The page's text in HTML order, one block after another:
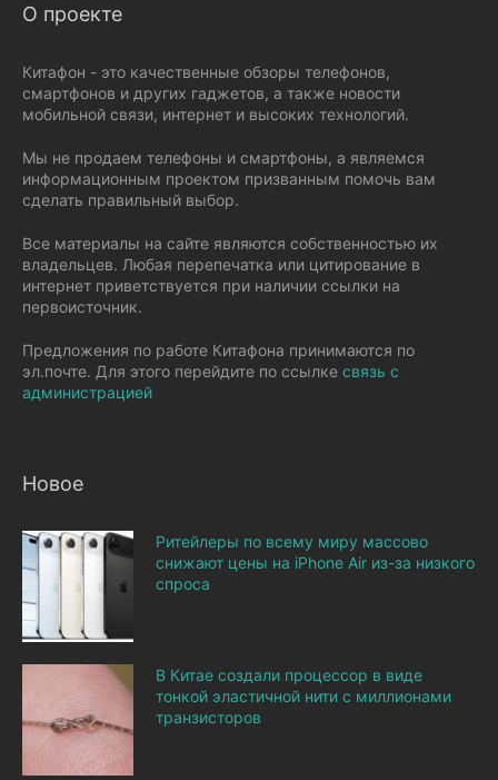
О проекте
Китафон - это качественные обзоры телефонов,
смартфонов и других гаджетов, а также новости
мобильной связи, интернет и высоких технологий.
Мы не продаем телефоны и смартфоны, а являемся
информационным проектом призванным помочь вам
сделать правильный выбор.
Все материалы на сайте являются собственностью их
владельцев. Любая перепечатка или цитирование в
интернет приветствуется при наличии ссылки на
первоисточник.
Предложения по работе Китафона принимаются по
эл.почте. Для этого перейдите по ссылке связь с
администрацией
Новое
Ритейлеры по всему миру массово
снижают цены на iPhone Air из-за низкого
спроса
В Китае создали процессор в виде
тонкой эластичной нити с миллионами
транзисторов